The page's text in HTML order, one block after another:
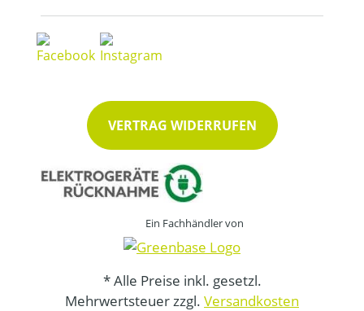
VERTRAG WIDERRUFEN
Ein Fachhändler von
* Alle Preise inkl. gesetzl.
Mehrwertsteuer zzgl. Versandkosten